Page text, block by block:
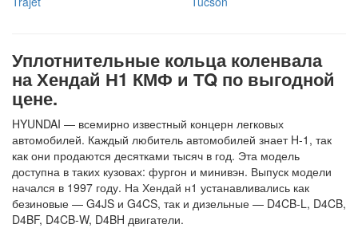
Уплотнительные кольца коленвала
на Хендай Н1 КМФ и ТQ по выгодной
цене.
HYUNDAI — всемирно известный концерн легковых
автомобилей. Каждый любитель автомобилей знает H-1, так
как они продаются десятками тысяч в год. Эта модель
доступна в таких кузовах: фургон и минивэн. Выпуск модели
начался в 1997 году. На Хендай н1 устанавливались как
безиновые — G4JS и G4CS, так и дизельные — D4CB-L, D4CB,
D4BF, D4CB-W, D4BH двигатели.